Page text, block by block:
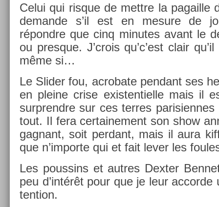
Celui qui ris­que de mettre la pagail­le
de­man­de s’il est en mesure de
répondre que cinq minutes avant le
ou pre­sque. J’crois qu’c’est clair
même si…
Le Slid­er fou, ac­robate pen­dant ses
en pleine crise ex­is­tentiel­le mais il
sur­prendre sur ces ter­res parisien­nes
tout. Il fera cer­taine­ment son show
gag­nant, soit per­dant, mais il aura
que n’im­porte qui et fait lever les
Les pous­sins et aut­res De­xt­er
peu d’intérêt pour que je leur
ten­tion.